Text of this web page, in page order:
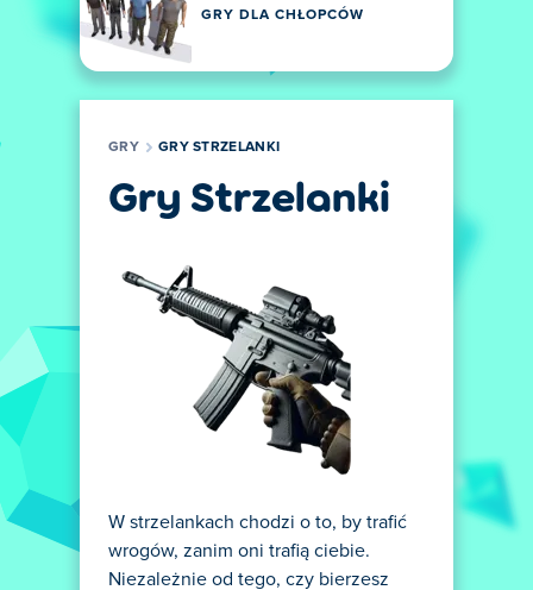
GRY DLA CHŁOPCÓW
GRY GRY STRZELANKI
Gry Strzelanki
W strzelankach chodzi o to, by trafić
wrogów, zanim oni trafią ciebie.
Niezależnie od tego, czy bierzesz